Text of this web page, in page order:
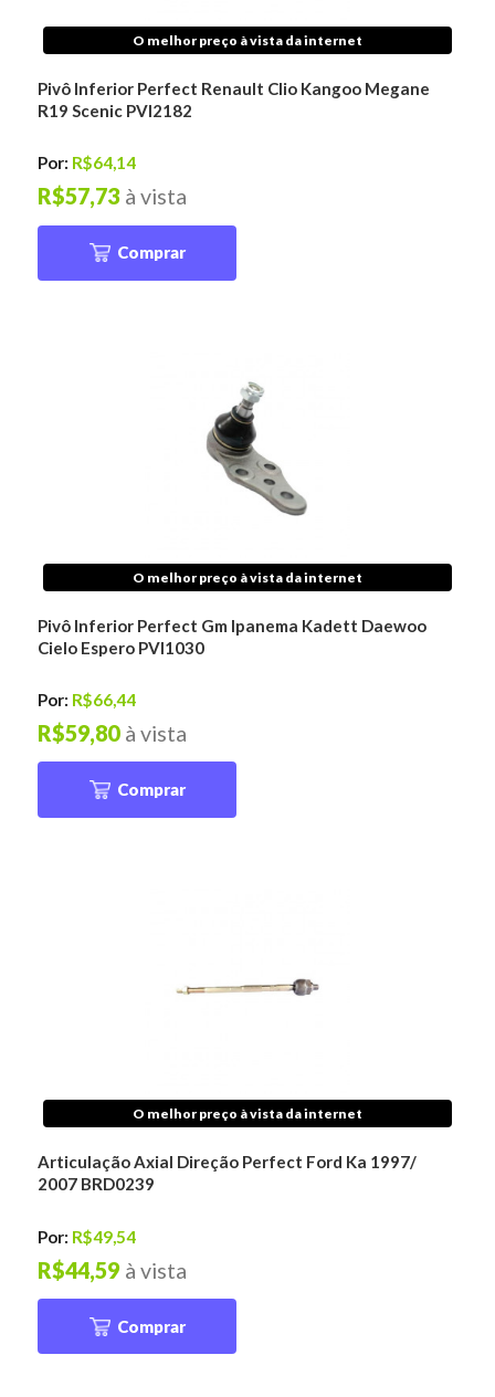
O melhor preço à vista da internet
Pivô Inferior Perfect Renault Clio Kangoo Megane
R19 Scenic PVI2182
Por: R$64,14
à vista
R$57,73
Comprar
O melhor preço à vista da internet
Pivô Inferior Perfect Gm Ipanema Kadett Daewoo
Cielo Espero PVI1030
Por: R$66,44
à vista
R$59,80
Comprar
O melhor preço à vista da internet
Articulação Axial Direção Perfect Ford Ka 1997/
2007 BRD0239
Por: R$49,54
à vista
R$44,59
Comprar